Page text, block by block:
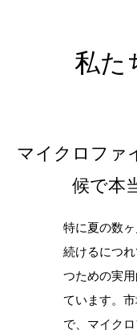
私た
マイクロファ
候で本
特に夏の数
続けるにつ
つための実
ています。
で、マイク